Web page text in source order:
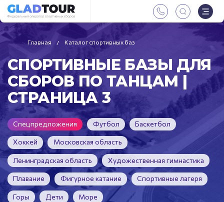
Главная Каталог спортивных баз
СПОРТИВНЫЕ БАЗЫ ДЛЯ
СБОРОВ ПО ТАНЦАМ |
СТРАНИЦА 3
Спецпредложения Футбол Баскетбол
Хоккей Московская область
Ленинградская область Художественная гимнастика
Плавание Фигурное катание Спортивные лагеря
Горы Дети Море